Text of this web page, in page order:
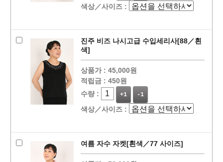
색상／사이즈 :
진주 비즈 나시고급 수입세리사[88／흰
색]
상품가 : 45,000원
적립금 : 450원
수량 :
+1 -1
색상／사이즈 :
여름 자수 자켓[흰색／77 사이즈]